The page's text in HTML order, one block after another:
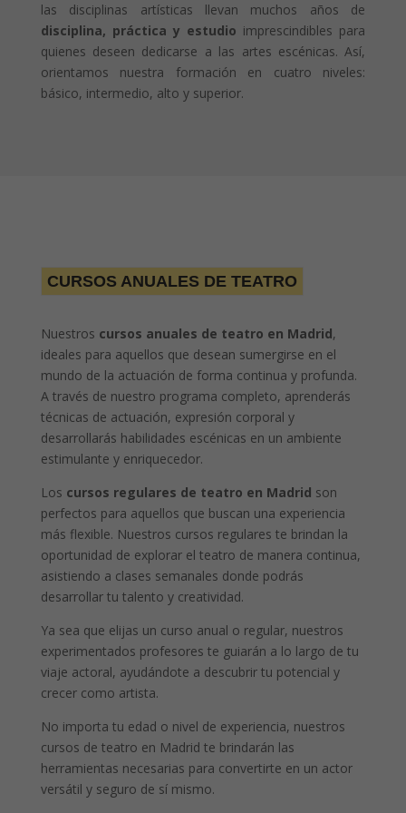
las disciplinas artísticas llevan muchos años de
disciplina, práctica y estudio imprescindibles para
quienes deseen dedicarse a las artes escénicas. Así,
orientamos nuestra formación en cuatro niveles:
básico, intermedio, alto y superior.
CURSOS ANUALES DE TEATRO
Nuestros cursos anuales de teatro en Madrid,
ideales para aquellos que desean sumergirse en el
mundo de la actuación de forma continua y profunda.
A través de nuestro programa completo, aprenderás
técnicas de actuación, expresión corporal y
desarrollarás habilidades escénicas en un ambiente
estimulante y enriquecedor.
Los cursos regulares de teatro en Madrid son
perfectos para aquellos que buscan una experiencia
más flexible. Nuestros cursos regulares te brindan la
oportunidad de explorar el teatro de manera continua,
asistiendo a clases semanales donde podrás
desarrollar tu talento y creatividad.
Ya sea que elijas un curso anual o regular, nuestros
experimentados profesores te guiarán a lo largo de tu
viaje actoral, ayudándote a descubrir tu potencial y
crecer como artista.
No importa tu edad o nivel de experiencia, nuestros
cursos de teatro en Madrid te brindarán las
herramientas necesarias para convertirte en un actor
versátil y seguro de sí mismo.